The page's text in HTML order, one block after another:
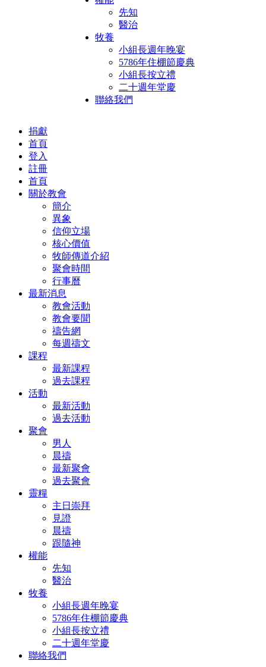
先知
醫治
牧養
小組長週年晚宴
5786年住棚節慶典
小組長按立禮
二十週年堂慶
聯絡我們
捐獻
首頁
登入
註冊
首頁
關於教會
簡介
異象
信仰立場
核心價值
牧師傳道介紹
聚會時間
行事曆
最新消息
教會活動
教會要聞
禱告網
每週禱文
課程
最新課程
過去課程
活動
最新活動
過去活動
聚會
男人
晨禱
最新聚會
過去聚會
靈糧
主日崇拜
見證
晨禱
跟隨神
權能
先知
醫治
牧養
小組長週年晚宴
5786年住棚節慶典
小組長按立禮
二十週年堂慶
聯絡我們